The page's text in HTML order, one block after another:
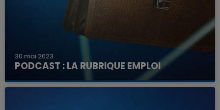
30 mai 2023
PODCAST : LA RUBRIQUE EMPLOI
Découvrez ici les offres à pourvoir dans la région